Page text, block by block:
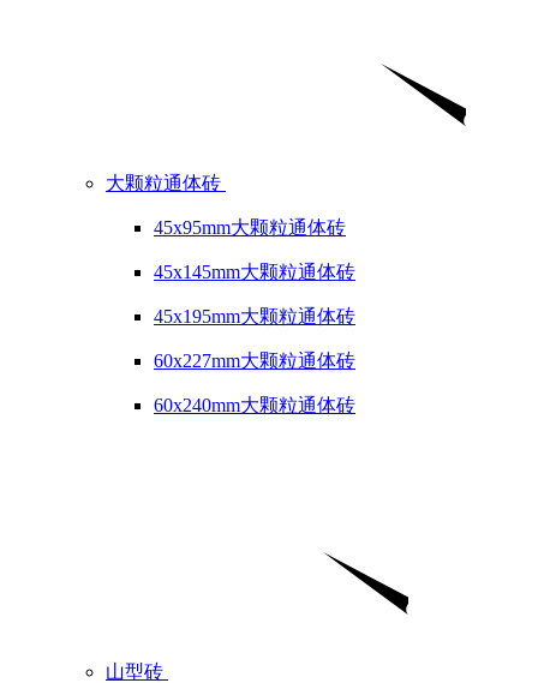
大颗粒通体砖
45x95mm大颗粒通体砖
45x145mm大颗粒通体砖
45x195mm大颗粒通体砖
60x227mm大颗粒通体砖
60x240mm大颗粒通体砖
山型砖